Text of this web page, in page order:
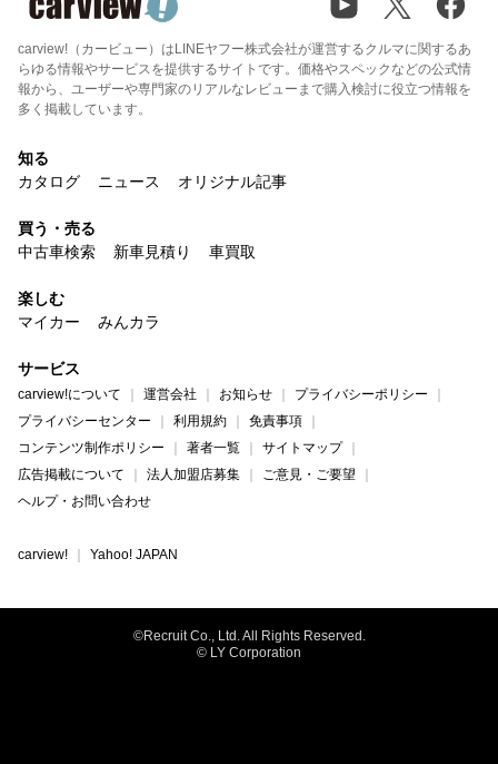
carview!（カービュー）はLINEヤフー株式会社が運営するクルマに関するあ
らゆる情報やサービスを提供するサイトです。価格やスペックなどの公式情
報から、ユーザーや専門家のリアルなレビューまで購入検討に役立つ情報を
多く掲載しています。
知る
カタログ
ニュース オリジナル記事
買う・売る
中古車検索
新車見積り 車買取
楽しむ
マイカー
みんカラ
サービス
carview!について 運営会社 お知らせ
プライバシーポリシー
プライバシーセンター
利用規約
免責事項
コンテンツ制作ポリシー
著者一覧
サイトマップ
広告掲載について
法人加盟店募集
ご意見・ご要望
ヘルプ・お問い合わせ
carview! Yahoo! JAPAN
©Recruit Co., Ltd. All Rights Reserved.
© LY Corporation